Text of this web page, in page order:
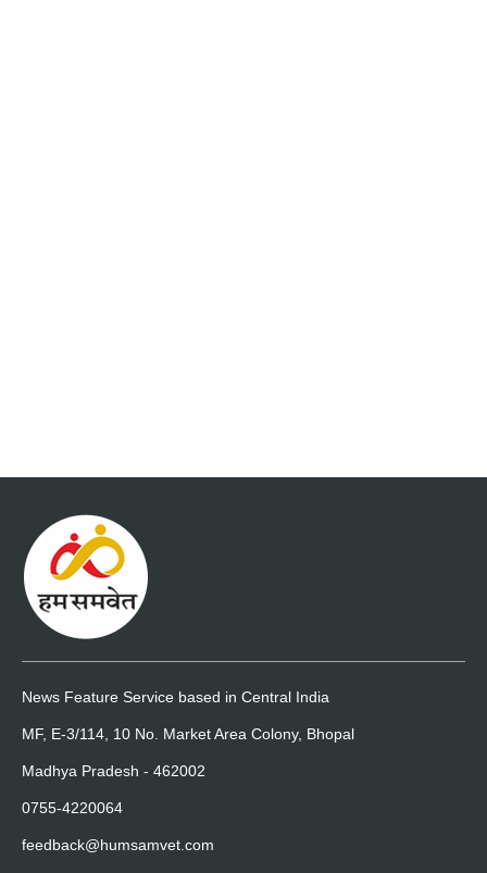
News Feature Service based in Central India
MF, E-3/114, 10 No. Market Area Colony, Bhopal
Madhya Pradesh - 462002
0755-4220064
feedback@humsamvet.com